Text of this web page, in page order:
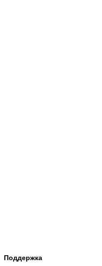
Поддержка